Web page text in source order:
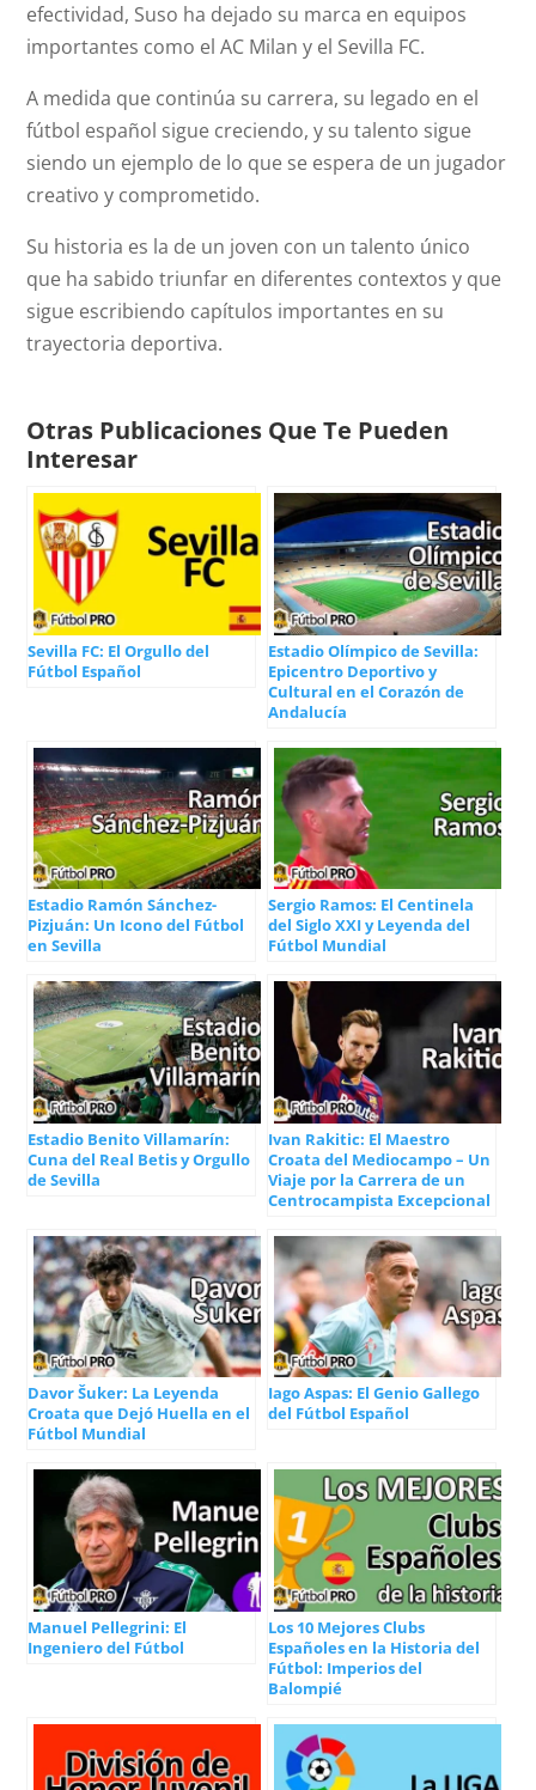
efectividad, Suso ha dejado su marca en equipos
importantes como el AC Milan y el Sevilla FC.
A medida que continúa su carrera, su legado en el
fútbol español sigue creciendo, y su talento sigue
siendo un ejemplo de lo que se espera de un jugador
creativo y comprometido.
Su historia es la de un joven con un talento único
que ha sabido triunfar en diferentes contextos y que
sigue escribiendo capítulos importantes en su
trayectoria deportiva.
Otras Publicaciones Que Te Pueden
Interesar
Sevilla FC: El Orgullo del
Fútbol Español
Estadio Olímpico de Sevilla:
Epicentro Deportivo y
Cultural en el Corazón de
Andalucía
Estadio Ramón Sánchez-
Pizjuán: Un Icono del Fútbol
en Sevilla
Sergio Ramos: El Centinela
del Siglo XXI y Leyenda del
Fútbol Mundial
Estadio Benito Villamarín:
Cuna del Real Betis y Orgullo
de Sevilla
Ivan Rakitic: El Maestro
Croata del Mediocampo – Un
Viaje por la Carrera de un
Centrocampista Excepcional
Davor Šuker: La Leyenda
Croata que Dejó Huella en el
Fútbol Mundial
Iago Aspas: El Genio Gallego
del Fútbol Español
Manuel Pellegrini: El
Ingeniero del Fútbol
Los 10 Mejores Clubs
Españoles en la Historia del
Fútbol: Imperios del
Balompié